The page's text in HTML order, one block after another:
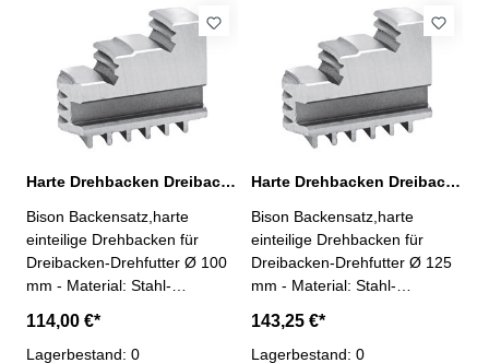
Harte Drehbacken Dreibacken-Drehfutter Ø 100 mm
Bison Backensatz,harte
einteilige Drehbacken für
Dreibacken-Drehfutter Ø 100
mm - Material: Stahl-
Satz
114,00 €*
Lagerbestand: 0
Harte Drehbacken Dreibacken-Drehfutter Ø 125 mm
Bison Backensatz,harte
einteilige Drehbacken für
Dreibacken-Drehfutter Ø 125
mm - Material: Stahl-
Satz
143,25 €*
Lagerbestand: 0